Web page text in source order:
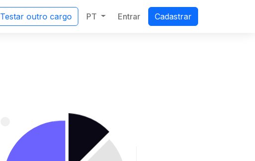
Testar outro cargo PT Entrar Cadastrar